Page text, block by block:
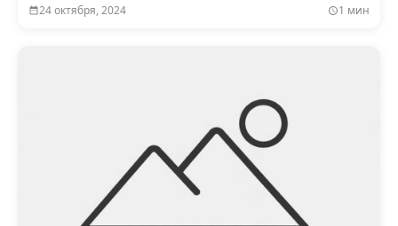
24 октября, 2024 1 мин